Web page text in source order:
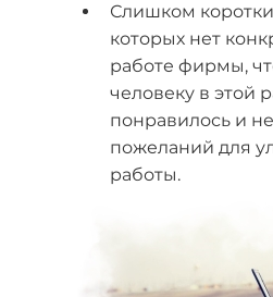
Слишком
которых нет
работе фирмы,
человеку в этой
понравилось и
пожеланий для
работы.